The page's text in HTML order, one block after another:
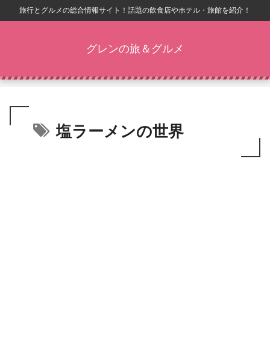
旅行とグルメの総合情報サイト！話題の飲食店やホテル・旅館を紹介！
グレンの旅＆グルメ
塩ラーメンの世界